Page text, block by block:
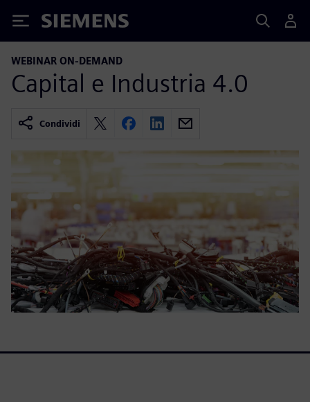
Siemens
WEBINAR ON-DEMAND
Capital e Industria 4.0
Condividi